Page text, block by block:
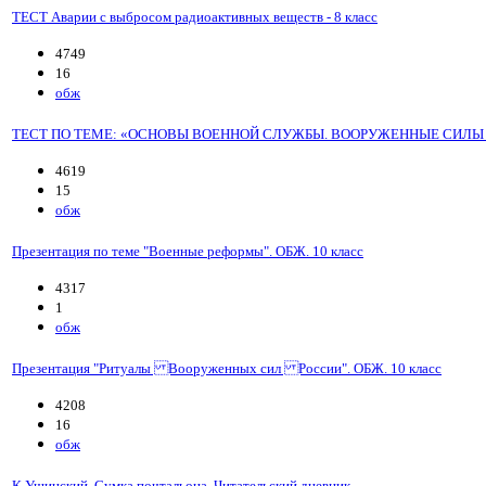
ТЕСТ Аварии с выбросом радиоактивных веществ - 8 класс
4749
16
обж
ТЕСТ ПО ТЕМЕ: «ОСНОВЫ ВОЕННОЙ СЛУЖБЫ. ВООРУЖЕННЫЕ СИЛЫ
4619
15
обж
Презентация по теме "Военные реформы". ОБЖ. 10 класс
4317
1
обж
Презентация "Ритуалы Вооруженных сил России". ОБЖ. 10 класс
4208
16
обж